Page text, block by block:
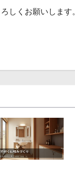
しくお願いします。